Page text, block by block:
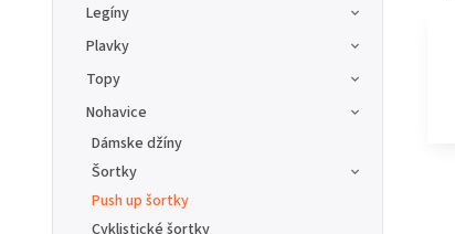
Legíny
Plavky
Topy
Nohavice
Dámske džíny
Šortky
Push up šortky
Cyklistické šortky